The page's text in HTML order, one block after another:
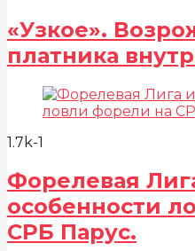
«Узкое».
платника
1.7k-1
Форелевая
особенности
СРБ Парус.